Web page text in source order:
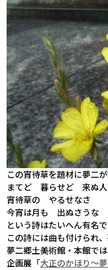
この宵待草を題材に夢二が
まてど 暮らせど 来ぬ人
宵待草の やるせなさ
今宵は月も 出ぬさうな
という詩はたいへん有名で
この詩には曲も付けられ
夢二郷土美術館・本館では
企画展「大正のかほり～